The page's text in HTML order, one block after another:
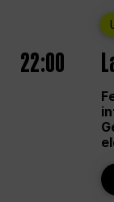
22:00